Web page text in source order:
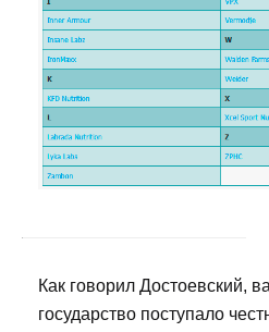
Как говорил Достоевский,
государство поступало